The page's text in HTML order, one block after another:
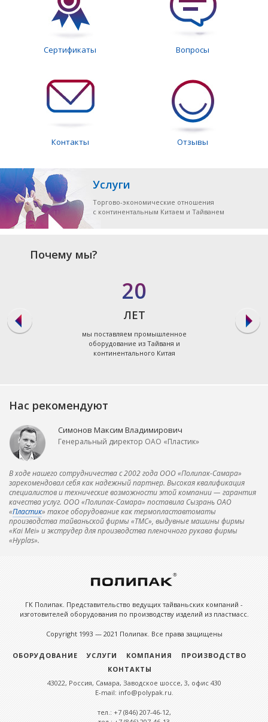
Сертификаты Вопросы
Контакты Отзывы
Услуги
Торгово-экономические отношения
с континентальным Китаем и Тайванем
Почему мы?
20
ЛЕТ
мы поставляем промышленное
оборудование из Тайваня и
континентального Китая
Нас рекомендуют
Симонов Максим Владимирович
Генеральный директор ОАО «Пластик»
В ходе нашего сотрудничества с 2002 года ООО «Полипак-Самара»
зарекомендовал себя как надежный партнер. Высокая квалификация
специалистов и технические возможности этой компании — гарантия
качества услуг. ООО «Полипак-Самара» поставила Сызрань ОАО
«Пластик» такое оборудование как термопластавтоматы
производства тайваньской фирмы «ТМС», выдувные машины фирмы
«Kai Mei» и экструдер для производства пленочного рукава фирмы
«Hyplas».
ГК Полипак. Представительство ведущих тайваньских компаний -
изготовителей оборудования по производству изделий из пластмасс.
Copyright 1993 — 2021 Полипак. Все права защищены
ОБОРУДОВАНИЕ УСЛУГИ КОМПАНИЯ
ПРОИЗВОДСТВО
КОНТАКТЫ
43022, Россия, Самара, Заводское шоссе, 3, офис 430
E-mail: info@polypak.ru.
тел.: +7 (846) 207-46-12,